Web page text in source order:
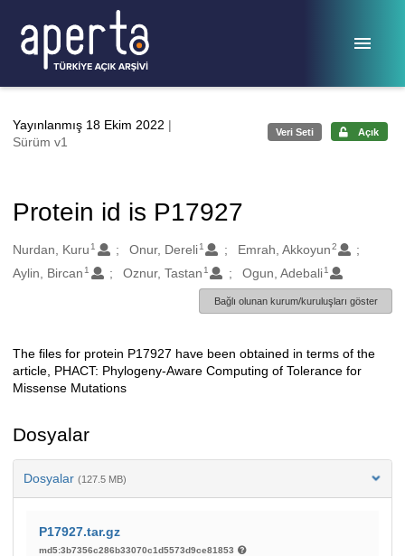
Yayınlanmış 18 Ekim 2022 |
Sürüm v1
Veri Seti Açık
Protein id is P17927
Oluşturanlar
Nurdan, Kuru 1 Onur, Dereli 1 Emrah, Akkoyun2
Aylin, Bircan 1 Oznur, Tastan 1 Ogun, Adebali 1
Bağlı olunan kurum/kuruluşları göster
Açıklama
The files for protein P17927 have been obtained in terms of the
article, PHACT: Phylogeny-Aware Computing of Tolerance for
Missense Mutations
Dosyalar
Dosyalar (127.5 MB)
P17927.tar.gz
md5:3b7356c286b33070c1d5573d9ce81853